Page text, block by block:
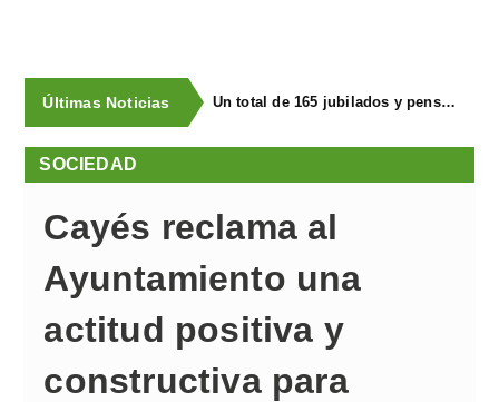
Últimas Noticias Un total de 165 jubilados y pensionistas de Llanera visitaron la FIDMA en una excursión organizada por Bienestar Social
SOCIEDAD
Cayés reclama al
Ayuntamiento una
actitud positiva y
constructiva para